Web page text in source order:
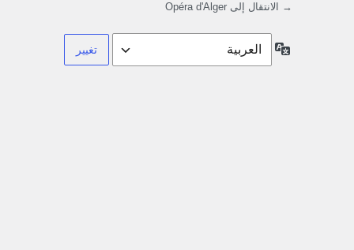
→ الانتقال إلى Opéra d'Alger
اللغة